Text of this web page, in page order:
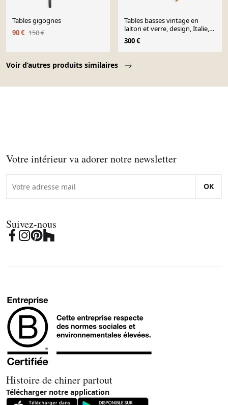
Voir d’autres produits similaires
Tables gigognes
90 € 150 €
Tables basses vintage en
laiton et verre, design, Italie,
années 1980
300 €
Votre intérieur va adorer notre newsletter
OK
Suivez-nous
Histoire de chiner partout
Télécharger notre application